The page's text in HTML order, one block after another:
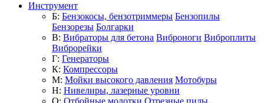
Инструмент
Б: Бензокосы, бензотриммеры Бензопилы
Бензорезы Болгарки
В: Вибраторы для бетона Виброноги Виброплиты
Виброрейки
Г: Генераторы
К: Компрессоры
М: Мойки высокого давления Мотобуры
Н: Нивелиры, лазерные уровни
О: Отбойные молотки Отрезные пилы